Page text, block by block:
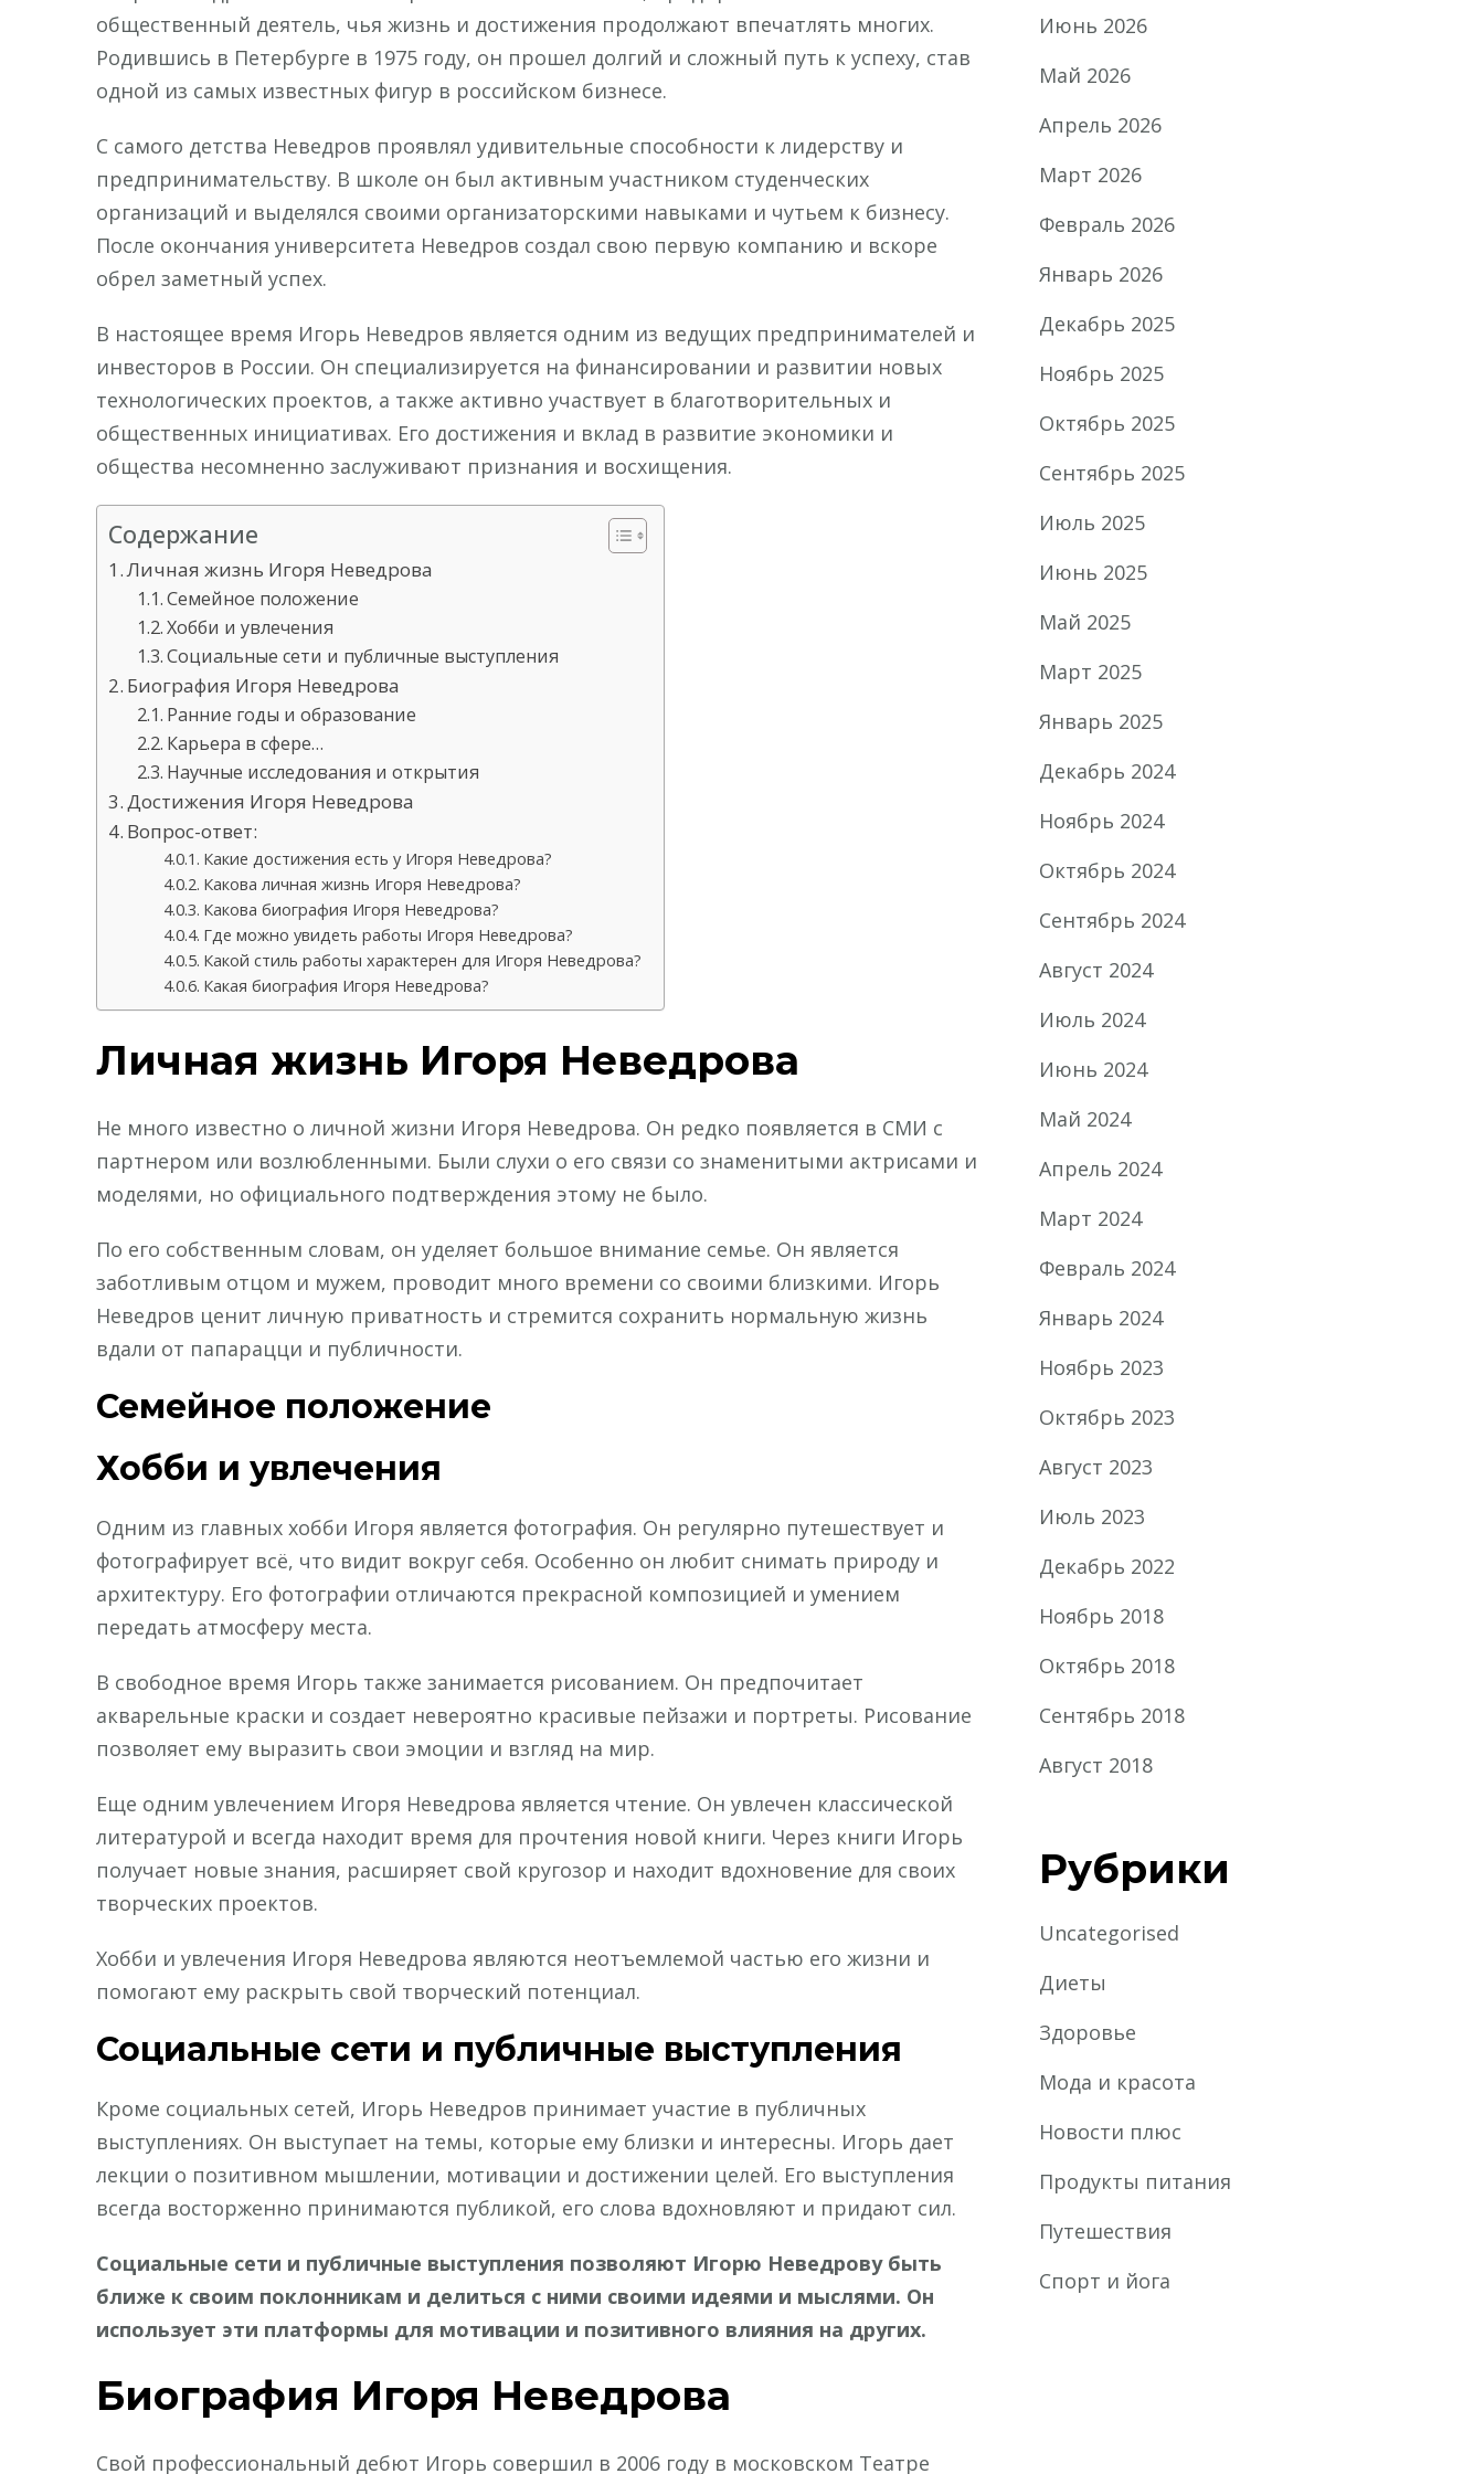
общественный деятель, чья жизнь и достижения продолжают впечатлять многих.
Родившись в Петербурге в 1975 году, он прошел долгий и сложный путь к успеху, став
одной из самых известных фигур в российском бизнесе.
С самого детства Неведров проявлял удивительные способности к лидерству и
предпринимательству. В школе он был активным участником студенческих
организаций и выделялся своими организаторскими навыками и чутьем к бизнесу.
После окончания университета Неведров создал свою первую компанию и вскоре
обрел заметный успех.
В настоящее время Игорь Неведров является одним из ведущих предпринимателей и
инвесторов в России. Он специализируется на финансировании и развитии новых
технологических проектов, а также активно участвует в благотворительных и
общественных инициативах. Его достижения и вклад в развитие экономики и
общества несомненно заслуживают признания и восхищения.
Содержание
Личная жизнь Игоря Неведрова
Семейное положение
Хобби и увлечения
Социальные сети и публичные выступления
Биография Игоря Неведрова
Ранние годы и образование
Карьера в сфере…
Научные исследования и открытия
Достижения Игоря Неведрова
Вопрос-ответ:
Какие достижения есть у Игоря Неведрова?
Какова личная жизнь Игоря Неведрова?
Какова биография Игоря Неведрова?
Где можно увидеть работы Игоря Неведрова?
Какой стиль работы характерен для Игоря Неведрова?
Какая биография Игоря Неведрова?
Личная жизнь Игоря Неведрова
Не много известно о личной жизни Игоря Неведрова. Он редко появляется в СМИ с
партнером или возлюбленными. Были слухи о его связи со знаменитыми актрисами и
моделями, но официального подтверждения этому не было.
По его собственным словам, он уделяет большое внимание семье. Он является
заботливым отцом и мужем, проводит много времени со своими близкими. Игорь
Неведров ценит личную приватность и стремится сохранить нормальную жизнь
вдали от папарацци и публичности.
Семейное положение
Хобби и увлечения
Одним из главных хобби Игоря является фотография. Он регулярно путешествует и
фотографирует всё, что видит вокруг себя. Особенно он любит снимать природу и
архитектуру. Его фотографии отличаются прекрасной композицией и умением
передать атмосферу места.
В свободное время Игорь также занимается рисованием. Он предпочитает
акварельные краски и создает невероятно красивые пейзажи и портреты. Рисование
позволяет ему выразить свои эмоции и взгляд на мир.
Еще одним увлечением Игоря Неведрова является чтение. Он увлечен классической
литературой и всегда находит время для прочтения новой книги. Через книги Игорь
получает новые знания, расширяет свой кругозор и находит вдохновение для своих
творческих проектов.
Хобби и увлечения Игоря Неведрова являются неотъемлемой частью его жизни и
помогают ему раскрыть свой творческий потенциал.
Социальные сети и публичные выступления
Кроме социальных сетей, Игорь Неведров принимает участие в публичных
выступлениях. Он выступает на темы, которые ему близки и интересны. Игорь дает
лекции о позитивном мышлении, мотивации и достижении целей. Его выступления
всегда восторженно принимаются публикой, его слова вдохновляют и придают сил.
Социальные сети и публичные выступления позволяют Игорю Неведрову быть
ближе к своим поклонникам и делиться с ними своими идеями и мыслями. Он
использует эти платформы для мотивации и позитивного влияния на других.
Биография Игоря Неведрова
Свой профессиональный дебют Игорь совершил в 2006 году в московском Театре
Июнь 2026
Май 2026
Апрель 2026
Март 2026
Февраль 2026
Январь 2026
Декабрь 2025
Ноябрь 2025
Октябрь 2025
Сентябрь 2025
Июль 2025
Июнь 2025
Май 2025
Март 2025
Январь 2025
Декабрь 2024
Ноябрь 2024
Октябрь 2024
Сентябрь 2024
Август 2024
Июль 2024
Июнь 2024
Май 2024
Апрель 2024
Март 2024
Февраль 2024
Январь 2024
Ноябрь 2023
Октябрь 2023
Август 2023
Июль 2023
Декабрь 2022
Ноябрь 2018
Октябрь 2018
Сентябрь 2018
Август 2018
Рубрики
Uncategorised
Диеты
Здоровье
Мода и красота
Новости плюс
Продукты питания
Путешествия
Спорт и йога